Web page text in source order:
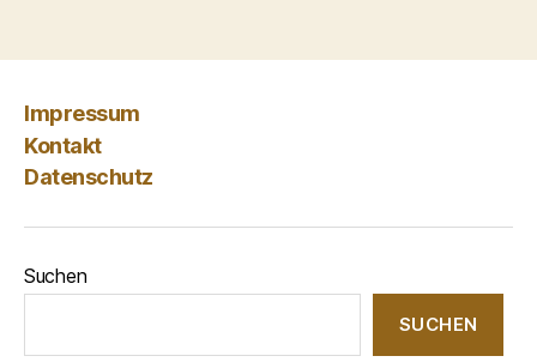
Impressum
Kontakt
Datenschutz
Suchen
SUCHEN